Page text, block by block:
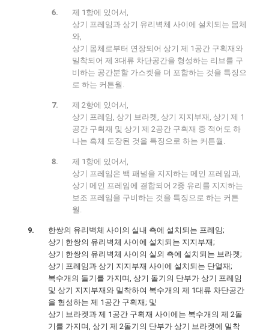
제 1항에 있어서,
상기 프레임과 상기 유리벽체 사이에 설치되는 몸체
와,
상기 몸체로부터 연장되어 상기 제 1공간 구획재와
밀착되어 제 3대류 차단공간을 형성하는 리브를 구
비하는 공간분할 가스켓을 더 포함하는 것을 특징으
로 하는 커튼월.
제 2항에 있어서,
상기 프레임, 상기 브라켓, 상기 지지부재, 상기 제 1
공간 구획재 및 상기 제 2공간 구획재 중 적어도 하
나는 흑체 도장된 것을 특징으로 하는 커튼월.
제 1항에 있어서,
상기 프레임은 백 패널을 지지하는 메인 프레임과,
상기 메인 프레임에 결합되어 2중 유리를 지지하는
보조 프레임을 구비하는 것을 특징으로 하는 커튼
월.
한쌍의 유리벽체 사이의 실내 측에 설치되는 프레임;
상기 한쌍의 유리벽체 사이에 설치되는 지지부재;
상기 한쌍의 유리벽체 사이의 실외 측에 설치되는 브라켓;
상기 프레임과 상기 지지부재 사이에 설치되는 단열재;
복수개의 돌기를 가지며, 상기 돌기의 단부가 상기 프레임
및 상기 지지부재와 밀착하여 복수개의 제 1대류 차단공간
을 형성하는 제 1공간 구획재; 및
상기 브라켓과 제 1공간 구획재 사이에는 복수개의 제 2돌
기를 가지며, 상기 제 2돌기의 단부가 상기 브라켓에 밀착